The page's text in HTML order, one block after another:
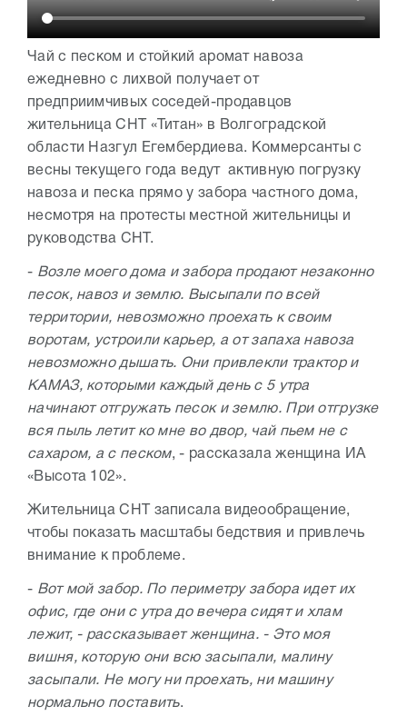
Чай с песком и стойкий аромат навоза
ежедневно с лихвой получает от
предприимчивых соседей-продавцов
жительница СНТ «Титан» в Волгоградской
области Назгул Егембердиева. Коммерсанты с
весны текущего года ведут активную погрузку
навоза и песка прямо у забора частного дома,
несмотря на протесты местной жительницы и
руководства СНТ.
- Возле моего дома и забора продают незаконно
песок, навоз и землю. Высыпали по всей
территории, невозможно проехать к своим
воротам, устроили карьер, а от запаха навоза
невозможно дышать. Они привлекли трактор и
КАМАЗ, которыми каждый день с 5 утра
начинают отгружать песок и землю. При отгрузке
вся пыль летит ко мне во двор, чай пьем не с
сахаром, а с песком, - рассказала женщина ИА
«Высота 102».
Жительница СНТ записала видеообращение,
чтобы показать масштабы бедствия и привлечь
внимание к проблеме.
- Вот мой забор. По периметру забора идет их
офис, где они с утра до вечера сидят и хлам
лежит, - рассказывает женщина. - Это моя
вишня, которую они всю засыпали, малину
засыпали. Не могу ни проехать, ни машину
нормально поставить.